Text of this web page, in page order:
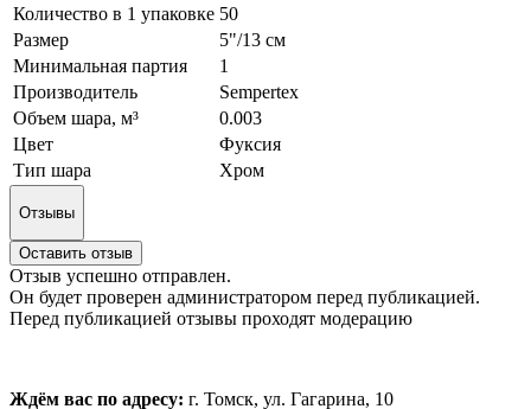
Количество в 1 упаковке 50
Размер
5"/13 см
Минимальная партия
1
Производитель
Sempertex
Объем шара, м³
0.003
Цвет
Фуксия
Тип шара
Хром
Отзывы
Оставить отзыв
Отзыв успешно отправлен.
Он будет проверен администратором перед публикацией.
Перед публикацией отзывы проходят модерацию
Ждём вас по адресу: г. Томск, ул. Гагарина, 10